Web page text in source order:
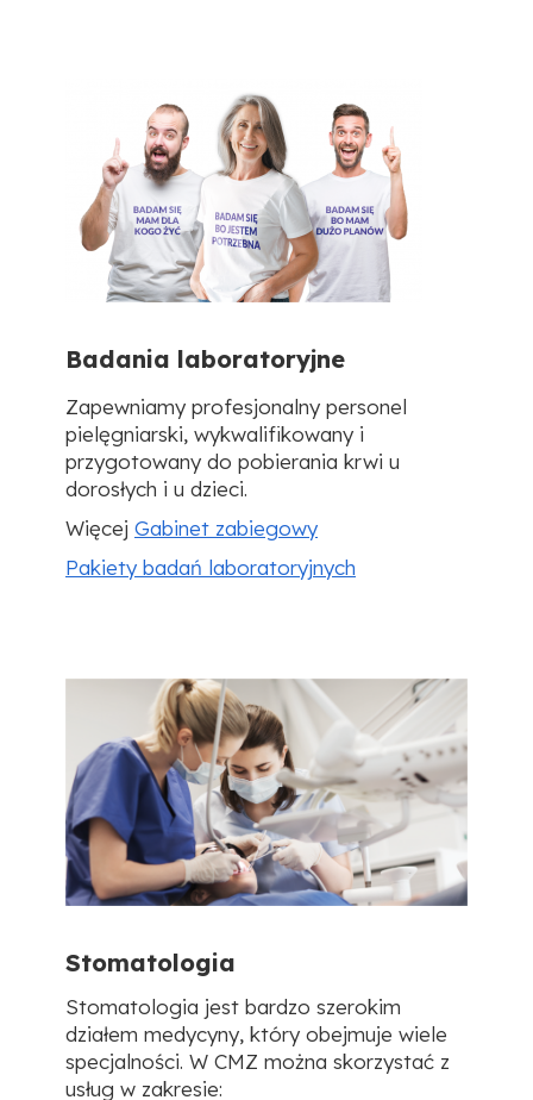
Badania laboratoryjne
Zapewniamy profesjonalny personel
pielęgniarski, wykwalifikowany i
przygotowany do pobierania krwi u
dorosłych i u dzieci.
Więcej Gabinet zabiegowy
Pakiety badań laboratoryjnych
Stomatologia
Stomatologia jest bardzo szerokim
działem medycyny, który obejmuje wiele
specjalności. W CMZ można skorzystać z
usług w zakresie: